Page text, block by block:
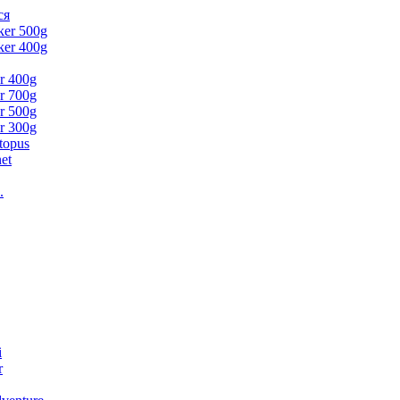
500g
400g
400g
700g
500g
300g